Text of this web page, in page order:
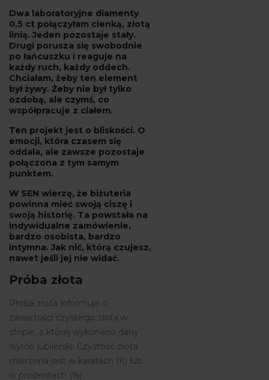
Dwa laboratoryjne diamenty
0,5 ct połączyłam cienką, złotą
linią. Jeden pozostaje stały.
Drugi porusza się swobodnie
po łańcuszku i reaguje na
każdy ruch, każdy oddech.
Chciałam, żeby ten element
był żywy. Żeby nie był tylko
ozdobą, ale czymś, co
współpracuje z ciałem.
Ten projekt jest o bliskości. O
emocji, która czasem się
oddala, ale zawsze pozostaje
połączona z tym samym
punktem.
W SEN wierzę, że biżuteria
powinna mieć swoją ciszę i
swoją historię. Ta powstała na
indywidualne zamówienie,
bardzo osobista, bardzo
intymna. Jak nić, którą czujesz,
nawet jeśli jej nie widać.
Próba złota
Próba złota informuje o
zawartości czystego złota w
stopie, z której wykonano dany
wyrób jubilerski. Czystość złota
mierzona jest w karatach (K) lub
w procentach (%).